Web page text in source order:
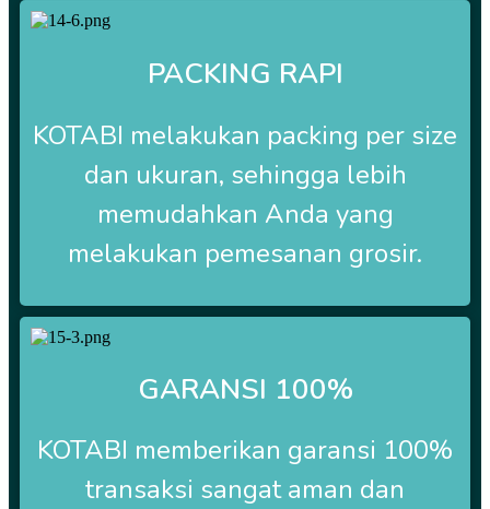
PACKING RAPI
KOTABI melakukan packing per size
dan ukuran, sehingga lebih
memudahkan Anda yang
melakukan pemesanan grosir.
GARANSI 100%
KOTABI memberikan garansi 100%
transaksi sangat aman dan